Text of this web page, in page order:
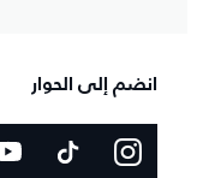
انضم إلى الحوار